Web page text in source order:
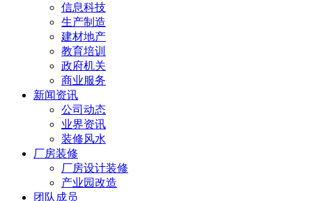
信息科技
生产制造
建材地产
教育培训
政府机关
商业服务
新闻资讯
公司动态
业界资讯
装修风水
厂房装修
厂房设计装修
产业园改造
团队成员